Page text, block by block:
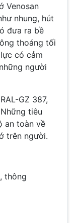
Venosan
nhung, hút
đưa ra bề
thoáng tối
có cảm
người
GZ 387,
tiêu
an toàn về
trên người.
thông